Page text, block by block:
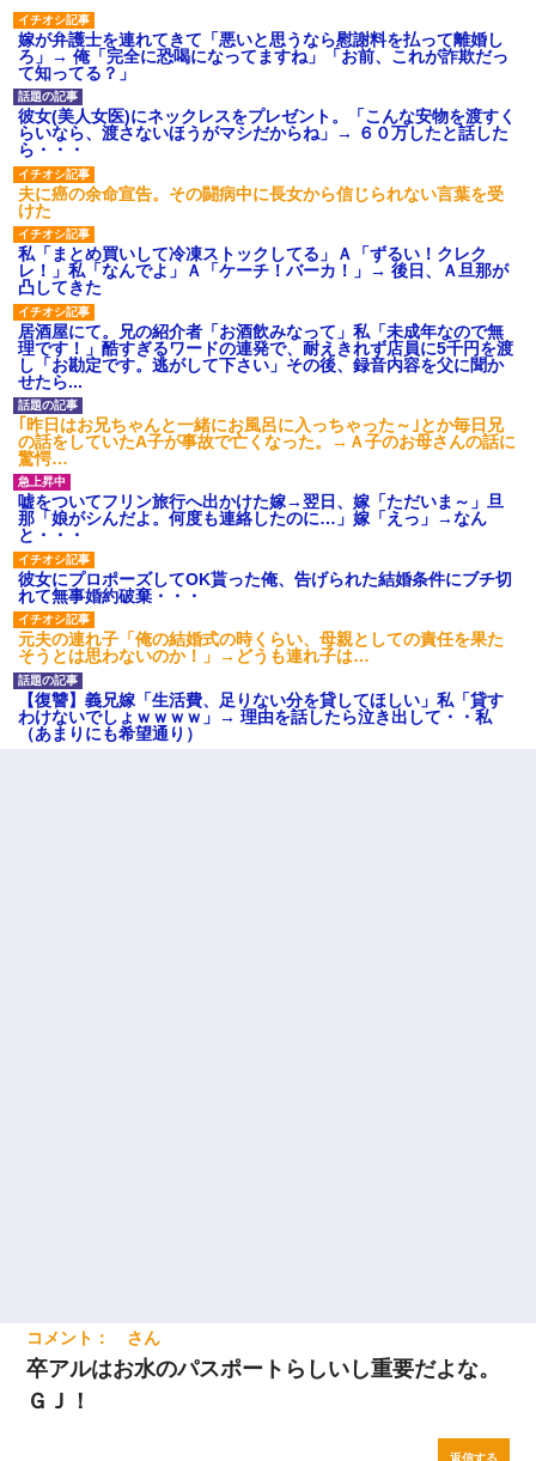
ナンパにほいほい付いていった私、地獄に落ちる
スマホを与えられて、中学卒業する頃にはすっかり女叩きに洗脳
された弟が、大学進学のために一人暮らししたいと言い出した。
【身体で払わせて】女友達「ごめん、何も言わずにお金貸してく
ださい……」俺「いいよ！いくら？」女友達「10万円ぐら
い……」俺「ほい！10万！」→
9月に付き合い始めたけどこの、この人と結婚はないわと判断して
別れた。その元彼が交通事故で重体になっているらしく…
嫁が弁護士を連れてきて「悪いと思うなら慰謝料を払って離婚し
ろ」→ 俺「完全に恐喝になってますね」「お前、これが詐欺だっ
て知ってる？」
彼女(美人女医)にネックレスをプレゼント。「こんな安物を渡すく
らいなら、渡さないほうがマシだからね」→ ６０万したと話した
ら・・・
夫に癌の余命宣告。その闘病中に長女から信じられない言葉を受
けた
私「まとめ買いして冷凍ストックしてる」Ａ「ずるい！クレク
レ！」私「なんでよ」Ａ「ケーチ！バーカ！」→ 後日、Ａ旦那が
凸してきた
居酒屋にて。兄の紹介者「お酒飲みなって」私「未成年なので無
理です！」酷すぎるワードの連発で、耐えきれず店員に5千円を渡
し「お勘定です。逃がして下さい」その後、録音内容を父に聞か
せたら...
｢昨日はお兄ちゃんと一緒にお風呂に入っちゃった～｣とか毎日兄
の話をしていたA子が事故で亡くなった。→Ａ子のお母さんの話に
驚愕…
嘘をついてフリン旅行へ出かけた嫁→翌日、嫁「ただいま～」旦
那「娘がシんだよ。何度も連絡したのに…」嫁「えっ」→なん
と・・・
彼女にプロポーズしてOK貰った俺、告げられた結婚条件にブチ切
れて無事婚約破棄・・・
元夫の連れ子「俺の結婚式の時くらい、母親としての責任を果た
そうとは思わないのか！」→どうも連れ子は…
【復讐】義兄嫁「生活費、足りない分を貸してほしい」私「貸す
わけないでしょｗｗｗｗ」→ 理由を話したら泣き出して・・私
（あまりにも希望通り）
卒アルはお水のパスポートらしいし重要だよな。
ＧＪ！